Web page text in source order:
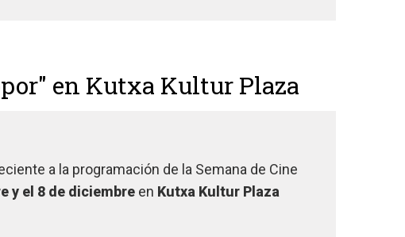
en Kutxa Kultur Plaza
a la programación de la Semana de Cine
y el 8 de diciembre en Kutxa Kultur Plaza